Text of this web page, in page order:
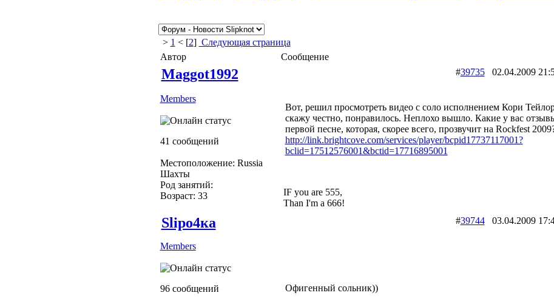
> 1 < [2] Следующая страница
Автор
Сообщение
Maggot1992
Members
41 сообщений
Местоположение: Russia
Шахты
Род занятий:
Возраст: 33
#3973502.04.2009
Вот, решил просмотреть видео с соло исполнением Кори
скажу честно, понравилось. Неплохо вышло. Какие у вас
первой песне, которая, скорее всего, прозвучит на Rockfest
http://link.brightcove.com/services/player/bcpid17737117001?
bclid=17512576001&bctid=17716895001
IF you are 555,
Than I'm a 666!
Slipо4ка
Members
96 сообщений
#3974403.04.2009
Офигенный сольник))